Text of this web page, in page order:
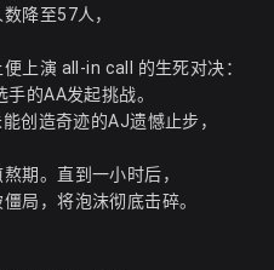
降至57人，
上演 all-in call 的生死对决：
的AA发起挑战。
创造奇迹的AJ遗憾止步，
期。直到一小时后，
局，将泡沫彻底击碎。